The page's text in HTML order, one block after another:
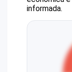
informada.